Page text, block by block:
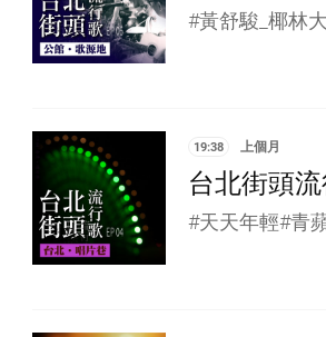
#黃舒駿_椰林
19:38 上個月
台北街頭
#天天年輕#青